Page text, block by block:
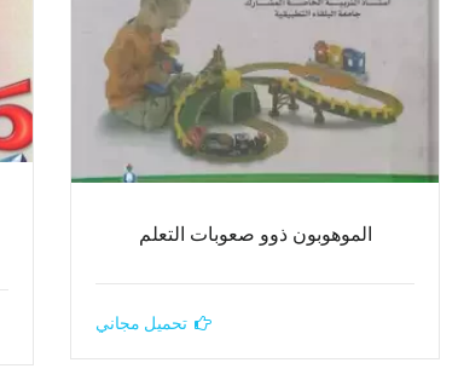
الموهوبون ذوو صعوبات التعلم
تحميل مجاني